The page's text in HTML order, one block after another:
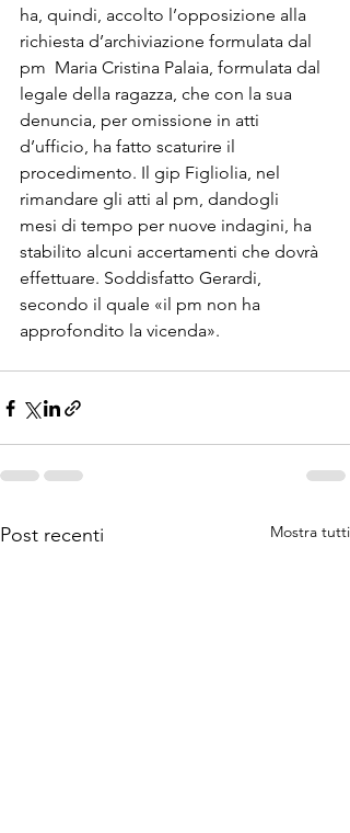
ha, quindi, accolto l’opposizione alla
richiesta d’archiviazione formulata dal
pm  Maria Cristina Palaia, formulata dal
legale della ragazza, che con la sua
denuncia, per omissione in atti
d’ufficio, ha fatto scaturire il
procedimento. Il gip Figliolia, nel
rimandare gli atti al pm, dandogli
mesi di tempo per nuove indagini, ha
stabilito alcuni accertamenti che dovrà
effettuare. Soddisfatto Gerardi,
secondo il quale «il pm non ha
approfondito la vicenda».
Post recenti Mostra tutti